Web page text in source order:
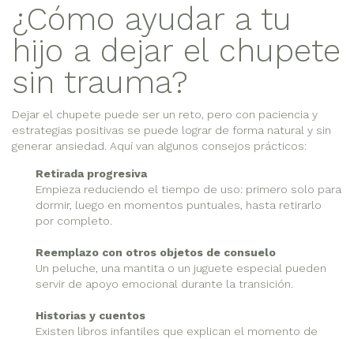
¿Cómo ayudar a tu
hijo a dejar el chupete
sin trauma?
Dejar el chupete puede ser un reto, pero con paciencia y
estrategias positivas se puede lograr de forma natural y sin
generar ansiedad. Aquí van algunos consejos prácticos:
Retirada progresiva
Empieza reduciendo el tiempo de uso: primero solo para
dormir, luego en momentos puntuales, hasta retirarlo
por completo.
Reemplazo con otros objetos de consuelo
Un peluche, una mantita o un juguete especial pueden
servir de apoyo emocional durante la transición.
Historias y cuentos
Existen libros infantiles que explican el momento de